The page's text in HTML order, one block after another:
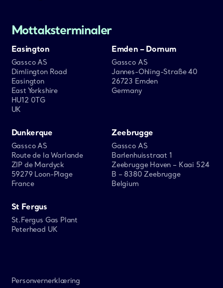
Mottaksterminaler
Easington
Gassco AS
Dimlington Road
Easington
East Yorkshire
HU12 0TG
UK
Emden – Dornum
Gassco AS
Jannes-Ohling-Straße 40
26723 Emden
Germany
Dunkerque
Gassco AS
Route de la Warlande
ZIP de Mardyck
59279 Loon-Plage
France
Zeebrugge
Gassco AS
Barlenhuisstraat 1
Zeebrugge Haven – Kaai 524
B – 8380 Zeebrugge
Belgium
St Fergus
St.Fergus Gas Plant
Peterhead UK
Personvernerklæring